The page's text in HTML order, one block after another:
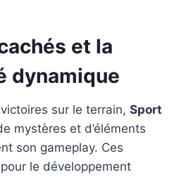
et la
dynamique
sur le terrain, Sport
mystères et d’éléments
son gameplay. Ces
le développement